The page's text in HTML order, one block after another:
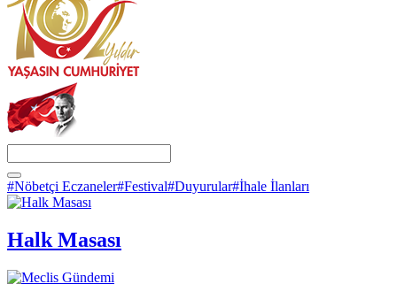
#Nöbetçi Eczaneler#Festival#Duyurular#İhale İlanları
Halk Masası